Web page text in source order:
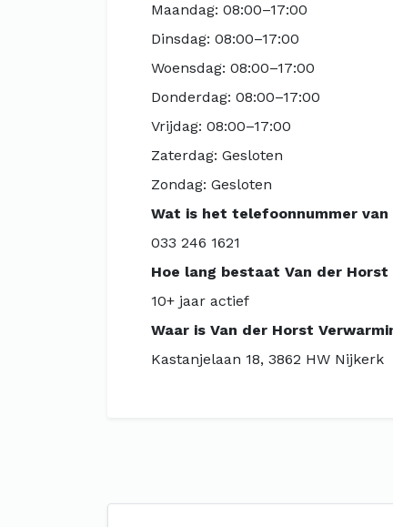
Maandag: 08:00–17:00
Dinsdag: 08:00–17:00
Woensdag: 08:00–17:00
Donderdag: 08:00–17:00
Vrijdag: 08:00–17:00
Zaterdag: Gesloten
Zondag: Gesloten
Wat is het telefoonnummer van
033 246 1621
Hoe lang bestaat Van der Horst
10+ jaar actief
Waar is Van der Horst
Kastanjelaan 18, 3862 HW Nijkerk